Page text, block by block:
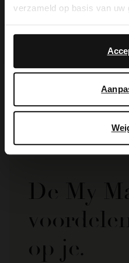
verzameld op basis van
Shoesustain Deep Clean
De My
op je.
English